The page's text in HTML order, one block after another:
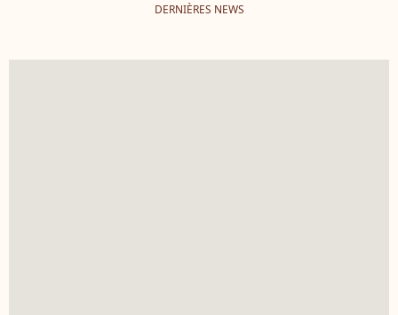
DERNIÈRES NEWS